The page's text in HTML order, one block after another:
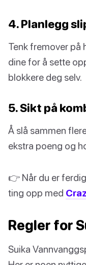
4. Planlegg
Tenk fremover på
dine for å sette
blokkere deg selv.
5. Sikt på
Å slå sammen
ekstra poeng og
👉 Når du er
ting opp med
Regler for
Suika